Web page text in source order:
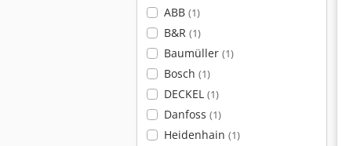
ABB (1)
B&R (1)
Baumüller (1)
Bosch (1)
DECKEL (1)
Danfoss (1)
Heidenhain (1)